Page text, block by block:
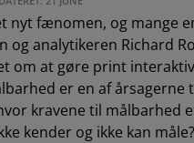
nyt fænomen, og mange
og analytikeren Richard
om at gøre print
er en af
kravene til målbarhed
kender og ikke kan måle?